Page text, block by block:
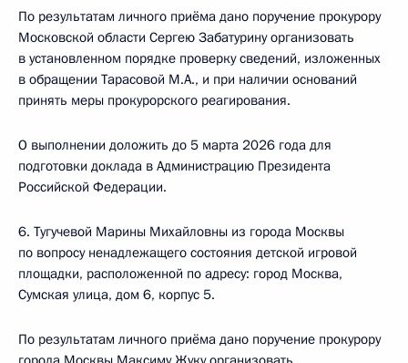
По результатам личного приёма дано поручение прокурору
Московской области Сергею Забатурину организовать
в установленном порядке проверку сведений, изложенных
в обращении Тарасовой М.А., и при наличии оснований
принять меры прокурорского реагирования.
О выполнении доложить до 5 марта 2026 года для
подготовки доклада в Администрацию Президента
Российской Федерации.
6. Тугучевой Марины Михайловны из города Москвы
по вопросу ненадлежащего состояния детской игровой
площадки, расположенной по адресу: город Москва,
Сумская улица, дом 6, корпус 5.
По результатам личного приёма дано поручение прокурору